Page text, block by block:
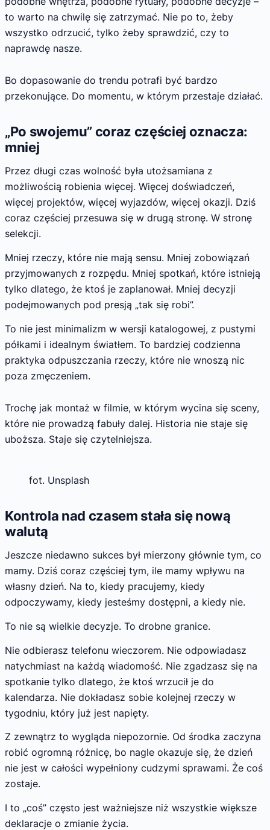
to warto na chwilę się zatrzymać. Nie po to, żeby
wszystko odrzucić, tylko żeby sprawdzić, czy to
naprawdę nasze.
Bo dopasowanie do trendu potrafi być bardzo
przekonujące. Do momentu, w którym przestaje działać.
„Po swojemu” coraz częściej oznacza:
mniej
Przez długi czas wolność była utożsamiana z
możliwością robienia więcej. Więcej doświadczeń,
więcej projektów, więcej wyjazdów, więcej okazji. Dziś
coraz częściej przesuwa się w drugą stronę. W stronę
selekcji.
Mniej rzeczy, które nie mają sensu. Mniej zobowiązań
przyjmowanych z rozpędu. Mniej spotkań, które istnieją
tylko dlatego, że ktoś je zaplanował. Mniej decyzji
podejmowanych pod presją „tak się robi”.
To nie jest minimalizm w wersji katalogowej, z pustymi
półkami i idealnym światłem. To bardziej codzienna
praktyka odpuszczania rzeczy, które nie wnoszą nic
poza zmęczeniem.
Trochę jak montaż w filmie, w którym wycina się sceny,
które nie prowadzą fabuły dalej. Historia nie staje się
uboższa. Staje się czytelniejsza.
fot. Unsplash
Kontrola nad czasem stała się nową
walutą
Jeszcze niedawno sukces był mierzony głównie tym, co
mamy. Dziś coraz częściej tym, ile mamy wpływu na
własny dzień. Na to, kiedy pracujemy, kiedy
odpoczywamy, kiedy jesteśmy dostępni, a kiedy nie.
To nie są wielkie decyzje. To drobne granice.
Nie odbierasz telefonu wieczorem. Nie odpowiadasz
natychmiast na każdą wiadomość. Nie zgadzasz się na
spotkanie tylko dlatego, że ktoś wrzucił je do
kalendarza. Nie dokładasz sobie kolejnej rzeczy w
tygodniu, który już jest napięty.
Z zewnątrz to wygląda niepozornie. Od środka zaczyna
robić ogromną różnicę, bo nagle okazuje się, że dzień
nie jest w całości wypełniony cudzymi sprawami. Że coś
zostaje.
I to „coś” często jest ważniejsze niż wszystkie większe
deklaracje o zmianie życia.